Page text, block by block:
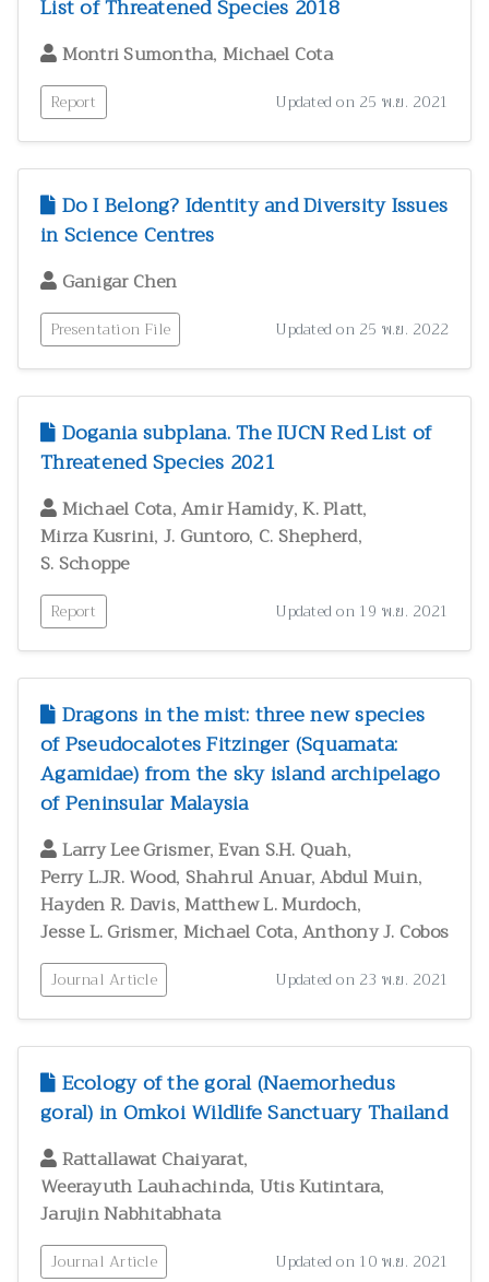
List of Threatened Species 2018
Montri Sumontha, Michael Cota
Report Updated on 25 พ.ย. 2021
Do I Belong? Identity and Diversity Issues
in Science Centres
Ganigar Chen
Presentation File Updated on 25 พ.ย. 2022
Dogania subplana. The IUCN Red List of
Threatened Species 2021
Michael Cota,Amir Hamidy,K. Platt,
Mirza Kusrini, J. Guntoro, C. Shepherd,
S. Schoppe
Report Updated on 19 พ.ย. 2021
Dragons in the mist: three new species
of Pseudocalotes Fitzinger (Squamata:
Agamidae) from the sky island archipelago
of Peninsular Malaysia
Larry Lee Grismer,Evan S.H. Quah,
Perry L.JR. Wood, Shahrul Anuar,Abdul Muin,
Hayden R. Davis,Matthew L. Murdoch,
Jesse L. Grismer, Michael Cota,Anthony J. Cobos
Journal Article Updated on 23 พ.ย. 2021
Ecology of the goral (Naemorhedus
goral) in Omkoi Wildlife Sanctuary Thailand
Rattallawat Chaiyarat,
Weerayuth Lauhachinda, Utis Kutintara,
Jarujin Nabhitabhata
Journal Article Updated on 10 พ.ย. 2021